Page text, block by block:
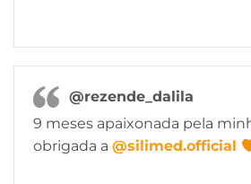
@rezende_dalila
9 meses apaixonada pela
obrigada a @silimed.official